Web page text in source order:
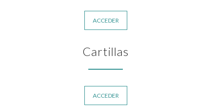
ACCEDER
Cartillas
ACCEDER